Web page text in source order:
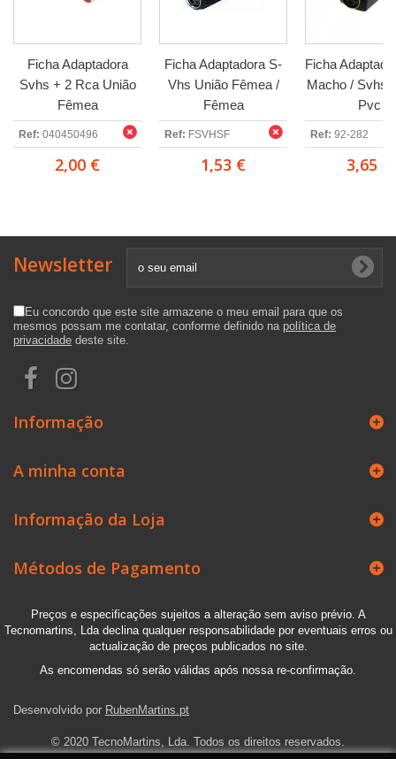
Ficha Adaptadora
Svhs + 2 Rca União
Fêmea
Ref: 040450496
2,00 €
Ficha Adaptadora S-
Vhs União Fêmea /
Fêmea
Ref: FSVHSF
1,53 €
Ficha
Macho / Svhs
Pvc
Ref: 92-282
3,65 €
Newsletter
Eu concordo que este site armazene o meu email para que os
mesmos possam me contatar, conforme definido na política de
privacidade deste site.
Informação
A minha conta
Informação da Loja
Métodos de Pagamento
Preços e especificações sujeitos a alteração sem aviso prévio. A
Tecnomartins, Lda declina qualquer responsabilidade por eventuais erros ou
actualização de preços publicados no site.
As encomendas só serão válidas após nossa re-confirmação.
Desenvolvido por RubenMartins.pt
© 2020 TecnoMartins, Lda. Todos os direitos reservados.